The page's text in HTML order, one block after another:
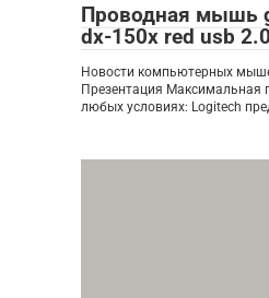
Проводная мышь
dx-150x red usb
Новости компьютерных
Презентация Максимальная
любых условиях: Logitech